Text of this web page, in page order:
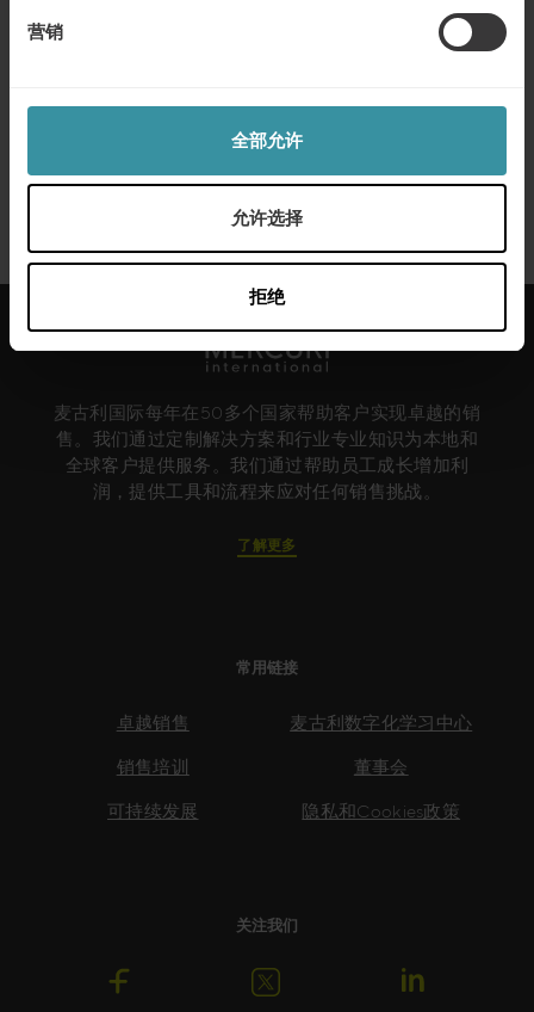
营销
全部允许
允许选择
拒绝
| 1 分钟阅读
马士基航运公司的卓越客户服务
麦古利国际每年在50多个国家帮助客户实现卓越的销
售。我们通过定制解决方案和行业专业知识为本地和
全球客户提供服务。我们通过帮助员工成长增加利
润，提供工具和流程来应对任何销售挑战。
了解更多
常用链接
卓越销售
销售培训
可持续发展
麦古利数字化学习中心
董事会
隐私和Cookies政策
关注我们